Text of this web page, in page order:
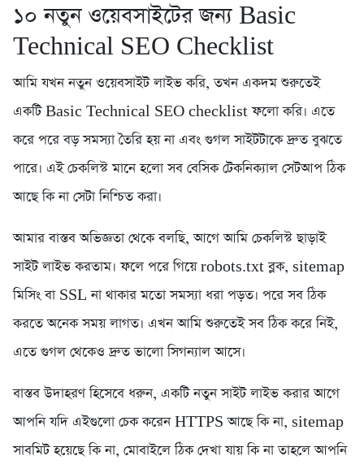
১০ নতুন ওয়েবসাইটের জন্য Basic
Technical SEO Checklist
আমি যখন নতুন ওয়েবসাইট লাইভ করি, তখন একদম শুরুতেই
একটি Basic Technical SEO checklist ফলো করি। এতে
করে পরে বড় সমস্যা তৈরি হয় না এবং গুগল সাইটটাকে দ্রুত বুঝতে
পারে। এই চেকলিস্ট মানে হলো সব বেসিক টেকনিক্যাল সেটআপ ঠিক
আছে কি না সেটা নিশ্চিত করা।
আমার বাস্তব অভিজ্ঞতা থেকে বলছি, আগে আমি চেকলিস্ট ছাড়াই
সাইট লাইভ করতাম। ফলে পরে গিয়ে robots.txt ব্লক, sitemap
মিসিং বা SSL না থাকার মতো সমস্যা ধরা পড়ত। পরে সব ঠিক
করতে অনেক সময় লাগত। এখন আমি শুরুতেই সব ঠিক করে নিই,
এতে গুগল থেকেও দ্রুত ভালো সিগন্যাল আসে।
বাস্তব উদাহরণ হিসেবে ধরুন, একটি নতুন সাইট লাইভ করার আগে
আপনি যদি এইগুলো চেক করেন HTTPS আছে কি না, sitemap
সাবমিট হয়েছে কি না, মোবাইলে ঠিক দেখা যায় কি না তাহলে আপনি